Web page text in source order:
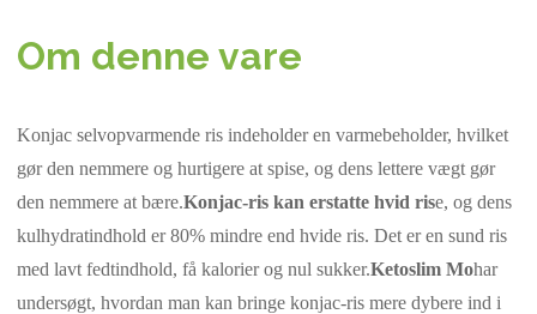
Om denne vare
Konjac selvopvarmende ris indeholder en varmebeholder, hvilket
gør den nemmere og hurtigere at spise, og dens lettere vægt gør
den nemmere at bære.Konjac-ris kan erstatte hvid rise, og dens
kulhydratindhold er 80% mindre end hvide ris. Det er en sund ris
med lavt fedtindhold, få kalorier og nul sukker.Ketoslim Mohar
undersøgt, hvordan man kan bringe konjac-ris mere dybere ind i